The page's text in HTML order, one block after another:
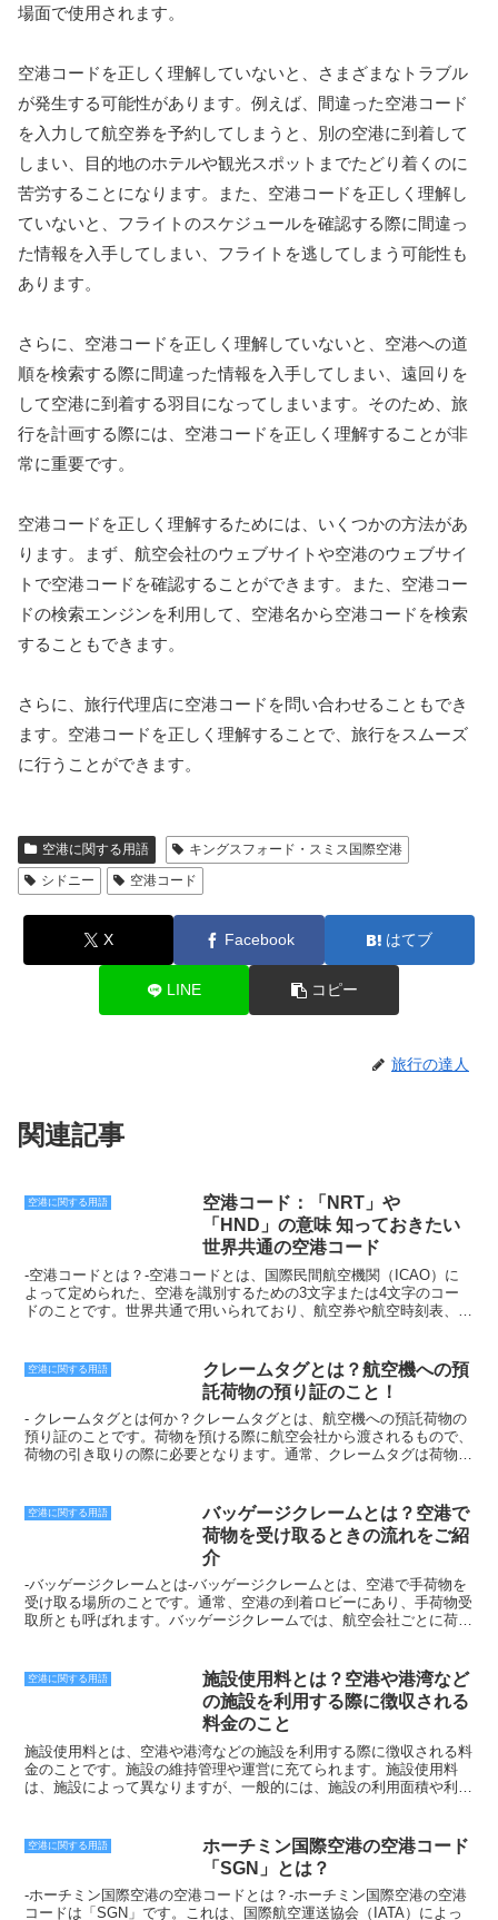
場面で使用されます。
空港コードを正しく理解していないと、さまざまなトラブル
が発生する可能性があります。例えば、間違った空港コード
を入力して航空券を予約してしまうと、別の空港に到着して
しまい、目的地のホテルや観光スポットまでたどり着くのに
苦労することになります。また、空港コードを正しく理解し
ていないと、フライトのスケジュールを確認する際に間違っ
た情報を入手してしまい、フライトを逃してしまう可能性も
あります。
さらに、空港コードを正しく理解していないと、空港への道
順を検索する際に間違った情報を入手してしまい、遠回りを
して空港に到着する羽目になってしまいます。そのため、旅
行を計画する際には、空港コードを正しく理解することが非
常に重要です。
空港コードを正しく理解するためには、いくつかの方法があ
ります。まず、航空会社のウェブサイトや空港のウェブサイ
トで空港コードを確認することができます。また、空港コー
ドの検索エンジンを利用して、空港名から空港コードを検索
することもできます。
さらに、旅行代理店に空港コードを問い合わせることもでき
ます。空港コードを正しく理解することで、旅行をスムーズ
に行うことができます。
空港に関する用語
キングスフォード・スミス国際空港
シドニー
空港コード
X Facebook はてブ
LINE コピー
旅行の達人
関連記事
空港に関する用語
空港コード：「NRT」や
「HND」の意味 知っておきたい
世界共通の空港コード
-空港コードとは？-空港コードとは、国際民間航空機関（ICAO）に
よって定められた、空港を識別するための3文字または4文字のコー
ドのことです。世界共通で用いられており、航空券や航空時刻表、荷
ードです。日本は「JP」です。・空港の所在地空港の所在する地域
の1文字のコードです。成田国際空港は「N」、羽田空港は「H」で
す。・空港の種類空港の種類を表す1文字のコードです。民間空港は
「C」、軍用空港は「M」です。例えば、成田国際空港の空港コード
は「NRT」です。これは、日本（JP）、成田（N）、民間空港（C）
を組み合わせたコードです。空港コードは、航空機の運航や、旅客や
情報も提供しています。
空港に関する用語
クレームタグとは？航空機への預
託荷物の預り証のこと！
- クレームタグとは何か？クレームタグとは、航空機への預託荷物の
預り証のことです。荷物を預ける際に航空会社から渡されるもので、
荷物の引き取りの際に必要となります。通常、クレームタグは荷物に
号荷物を受け取った際には、クレームタグの引換券番号と荷物の引換
券番号が一致していることを確認しましょう。一致していない場合、
荷物の引き取りができない場合があります。クレームタグは、荷物の
紛失や盗難を防ぐための重要なものです。荷物を受け取ったら、すぐ
にクレームタグを確認し、荷物の引き取りの際に必要となるよう大切
に保管しておきましょう。- クレームタグの役割クレームタグには、
以下の役割があります。* 荷物の引き取りの際の身分証明書となる。
* 荷物の紛失や盗難を防ぐ。* 荷物の追跡を行う。* 荷物の優先順位
荷物を受け取ったら、すぐにクレームタグを確認し、荷物の引き取り
の際に必要となるよう大切に保管しておきましょう。- クレームタグ
の貼り方クレームタグは、荷物の持ち手に直接取り付けるのが一般的
です。荷物の持ち手が細い場合は、クレームタグを荷物の周りに巻き
に注意しましょう。* クレームタグは、荷物の表面をはっきり見える
場所に貼りましょう。* クレームタグは、荷物の重量に耐えられるよ
うにしっかりと貼りましょう。* クレームタグは、荷物の引き取りの
は、クレームタグを正しく貼付し、荷物の引き取りの際に必要となる
よう大切に保管しておきましょう。
空港に関する用語
バッゲージクレームとは？空港で
荷物を受け取るときの流れをご紹
介
-バッゲージクレームとは-バッゲージクレームとは、空港で手荷物を
受け取る場所のことです。通常、空港の到着ロビーにあり、手荷物受
取所とも呼ばれます。バッゲージクレームでは、航空会社ごとに荷物
あることを確認して受け取りましょう。バッゲージクレームで荷物を
受け取る際には、以下の点に注意しましょう。* 搭乗券と手荷物受取
証を準備する。* 荷物が流れてくるレーンを確認する。* 荷物が流れ
てきたら、自分の荷物であることを確認する。* 荷物を間違えて受け
取らないように注意する。* 荷物を受け取ったら、手荷物受取証を航
空会社に提出する。* 荷物に損傷がある場合は、航空会社に申し出
る。バッゲージクレームでは、混雑している場合もあります。特に、
ピークシーズンや大型連休などは、荷物の受け取りに時間がかかるこ
物を間違えて受け取らないように、自分の荷物の特徴を把握しておき
ましょう。
空港に関する用語
施設使用料とは？空港や港湾など
の施設を利用する際に徴収される
料金のこと
施設使用料とは、空港や港湾などの施設を利用する際に徴収される料
金のことです。施設の維持管理や運営に充てられます。施設使用料
は、施設によって異なりますが、一般的には、施設の利用面積や利用
設使用料は、公共施設の維持管理や運営に充てられ、公共施設を利用
する人々の負担を軽減する役割を果たしています。施設使用料は、一
般的には、施設を利用する際に、施設の管理者に支払います。施設使
用料の支払い方法は、施設によって異なりますが、現金やクレジット
カードなどで支払うことができます。施設使用料は、公共施設を利用
空港に関する用語
ホーチミン国際空港の空港コード
「SGN」とは？
-ホーチミン国際空港の空港コードとは？-ホーチミン国際空港の空港
コードは「SGN」です。これは、国際航空運送協会（IATA）によっ